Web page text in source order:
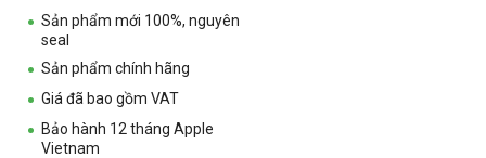
Sản phẩm mới 100%, nguyên
seal
Sản phẩm chính hãng
Giá đã bao gồm VAT
Bảo hành 12 tháng Apple
Vietnam